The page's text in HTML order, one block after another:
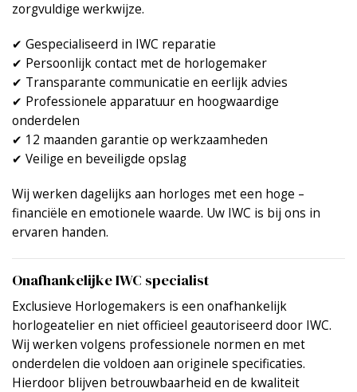
zorgvuldige werkwijze.
✔ Gespecialiseerd in IWC reparatie
✔ Persoonlijk contact met de horlogemaker
✔ Transparante communicatie en eerlijk advies
✔ Professionele apparatuur en hoogwaardige
onderdelen
✔ 12 maanden garantie op werkzaamheden
✔ Veilige en beveiligde opslag
Wij werken dagelijks aan horloges met een hoge –
financiële en emotionele waarde. Uw IWC is bij ons in
ervaren handen.
Onafhankelijke IWC specialist
Exclusieve Horlogemakers is een onafhankelijk
horlogeatelier en niet officieel geautoriseerd door IWC.
Wij werken volgens professionele normen en met
onderdelen die voldoen aan originele specificaties.
Hierdoor blijven betrouwbaarheid en de kwaliteit